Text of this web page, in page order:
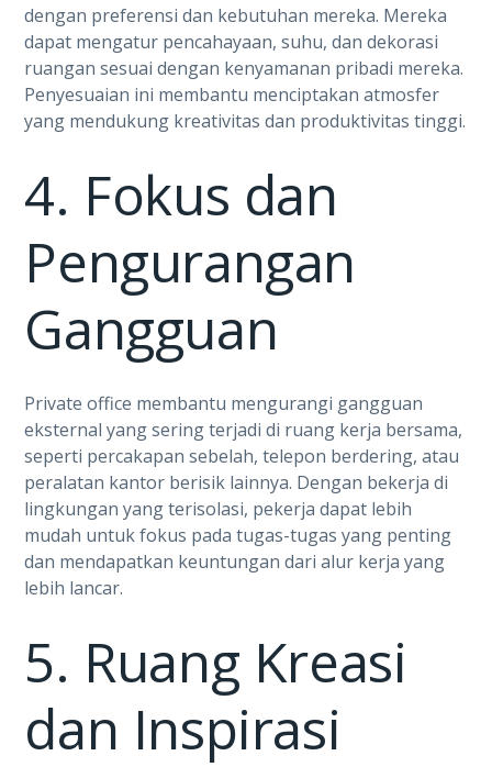
dengan preferensi dan kebutuhan mereka. Mereka
dapat mengatur pencahayaan, suhu, dan dekorasi
ruangan sesuai dengan kenyamanan pribadi mereka.
Penyesuaian ini membantu menciptakan atmosfer
yang mendukung kreativitas dan produktivitas tinggi.
4. Fokus dan
Pengurangan
Gangguan
Private office membantu mengurangi gangguan
eksternal yang sering terjadi di ruang kerja bersama,
seperti percakapan sebelah, telepon berdering, atau
peralatan kantor berisik lainnya. Dengan bekerja di
lingkungan yang terisolasi, pekerja dapat lebih
mudah untuk fokus pada tugas-tugas yang penting
dan mendapatkan keuntungan dari alur kerja yang
lebih lancar.
5. Ruang Kreasi
dan Inspirasi